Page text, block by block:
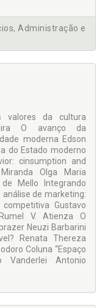
Administração e
valores da cultura
O avanço da
moderna Edson
do Estado moderno
cinsumption and
Olga Maria
Mello Integrando
de marketing:
Gustavo
V. Atienza O
Neuzi Barbarini
Renata Thereza
Coluna “Espaço
Antonio